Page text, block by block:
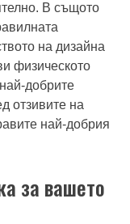
В същото
на дизайна
физическото
добрите
отзивите на
най-добрия
за вашето